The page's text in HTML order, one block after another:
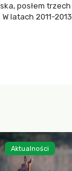
posłem
latach 2011-
Aktualności